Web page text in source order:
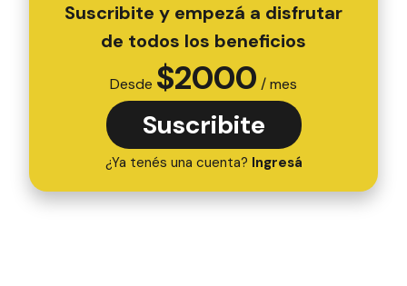
Suscribite y empezá a disfrutar
de todos los beneficios
Desde $2000 / mes
Suscribite
¿Ya tenés una cuenta? Ingresá